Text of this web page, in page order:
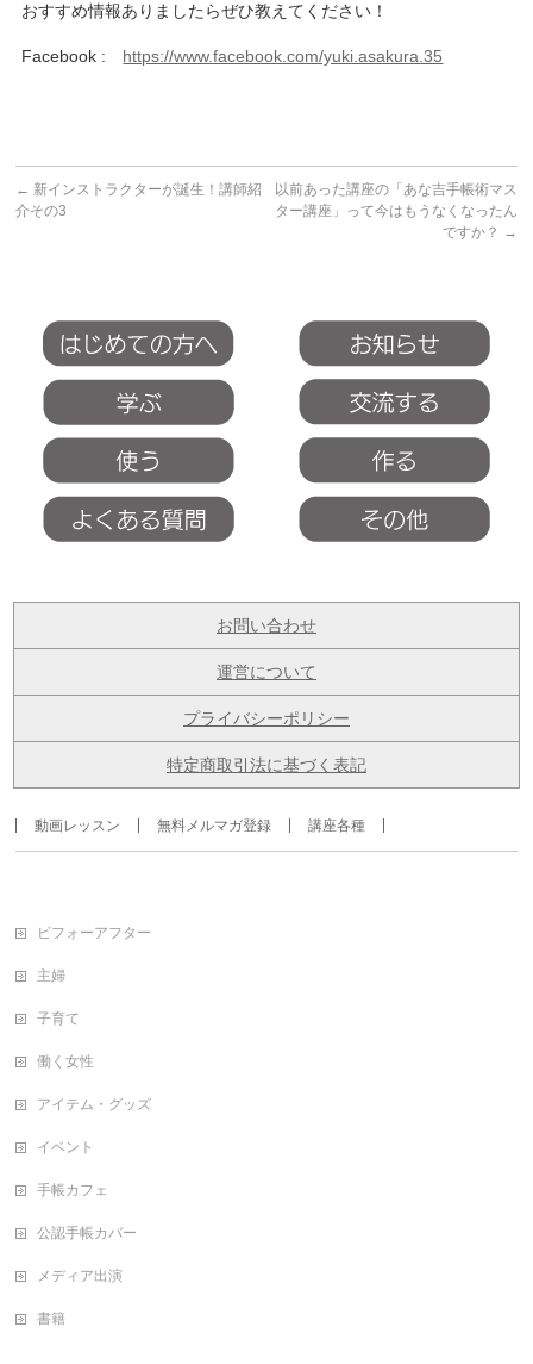
おすすめ情報ありましたらぜひ教えてください！
Facebook : https://www.facebook.com/yuki.asakura.35
← 新インストラクターが誕生！講師紹
介その3
以前あった講座の「あな吉手帳術マス
ター講座」って今はもうなくなったん
ですか？ →
お問い合わせ
運営について
プライバシーポリシー
特定商取引法に基づく表記
動画レッスン 無料メルマガ登録 講座各種
ビフォーアフター
主婦
子育て
働く女性
アイテム・グッズ
イベント
手帳カフェ
公認手帳カバー
メディア出演
書籍